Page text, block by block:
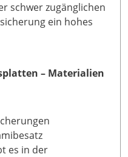
schwer zugänglichen
ein hohes
– Materialien
es in der